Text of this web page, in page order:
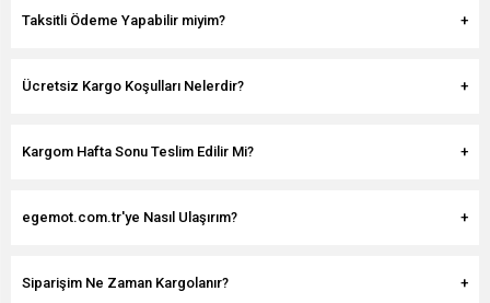
Taksitli Ödeme Yapabilir miyim?
Ücretsiz Kargo Koşulları Nelerdir?
Kargom Hafta Sonu Teslim Edilir Mi?
egemot.com.tr'ye Nasıl Ulaşırım?
Siparişim Ne Zaman Kargolanır?